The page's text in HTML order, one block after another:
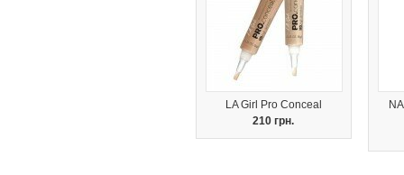
LA Girl Pro Conceal
210 грн.